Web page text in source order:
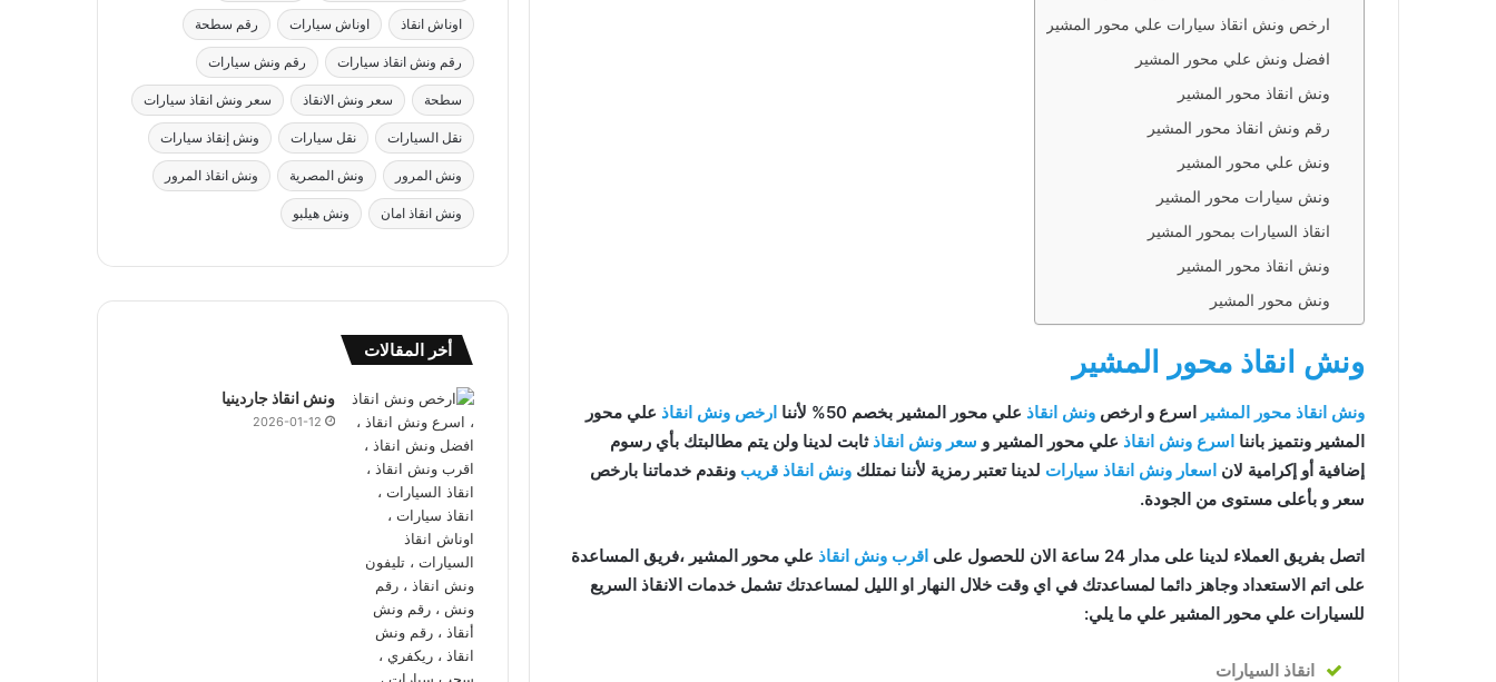
ارخص ونش انقاذ سيارات علي محور المشير
افضل ونش علي محور المشير
ونش انقاذ محور المشير
رقم ونش انقاذ محور المشير
ونش علي محور المشير
ونش سيارات محور المشير
انقاذ السيارات بمحور المشير
ونش انقاذ محور المشير
ونش محور المشير
ونش انقاذ محور المشير
ونش انقاذ محور المشير اسرع و ارخص ونش انقاذ علي محور المشير بخصم 50% لأننا ارخص ونش انقاذ علي محور
المشير ونتميز باننا اسرع ونش انقاذ علي محور المشير و سعر ونش انقاذ ثابت لدينا ولن يتم مطالبتك بأي رسوم
إضافية أو إكرامية لان اسعار ونش انقاذ سيارات لدينا تعتبر رمزية لأننا نمتلك ونش انقاذ قريب ونقدم خدماتنا بارخص
سعر و بأعلى مستوى من الجودة.
اتصل بفريق العملاء لدينا على مدار 24 ساعة الان للحصول على اقرب ونش انقاذ علي محور المشير ،فريق المساعدة
على اتم الاستعداد وجاهز دائما لمساعدتك في اي وقت خلال النهار او الليل لمساعدتك تشمل خدمات الانقاذ السريع
للسيارات علي محور المشير علي ما يلي:
انقاذ السيارات
اوناش انقاذ اوناش سيارات رقم سطحة
رقم ونش انقاذ سيارات رقم ونش سيارات
سطحة سعر ونش الانقاذ سعر ونش انقاذ سيارات
نقل السيارات نقل سيارات ونش إنقاذ سيارات
ونش المرور ونش المصرية ونش انقاذ المرور
ونش انقاذ امان ونش هيلبو
أخر المقالات
ونش انقاذ جاردينيا
2026-01-12